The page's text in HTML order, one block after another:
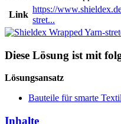
Link
https://
stret...
Diese Lösung ist mit
Lösungsansatz
Bauteile für smarte
Inhalte